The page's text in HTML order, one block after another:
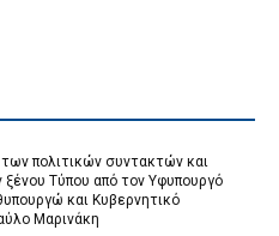
πολιτικών συντακτών και
ξένου Τύπου από τον Υφυπουργό
και Κυβερνητικό
Μαρινάκη